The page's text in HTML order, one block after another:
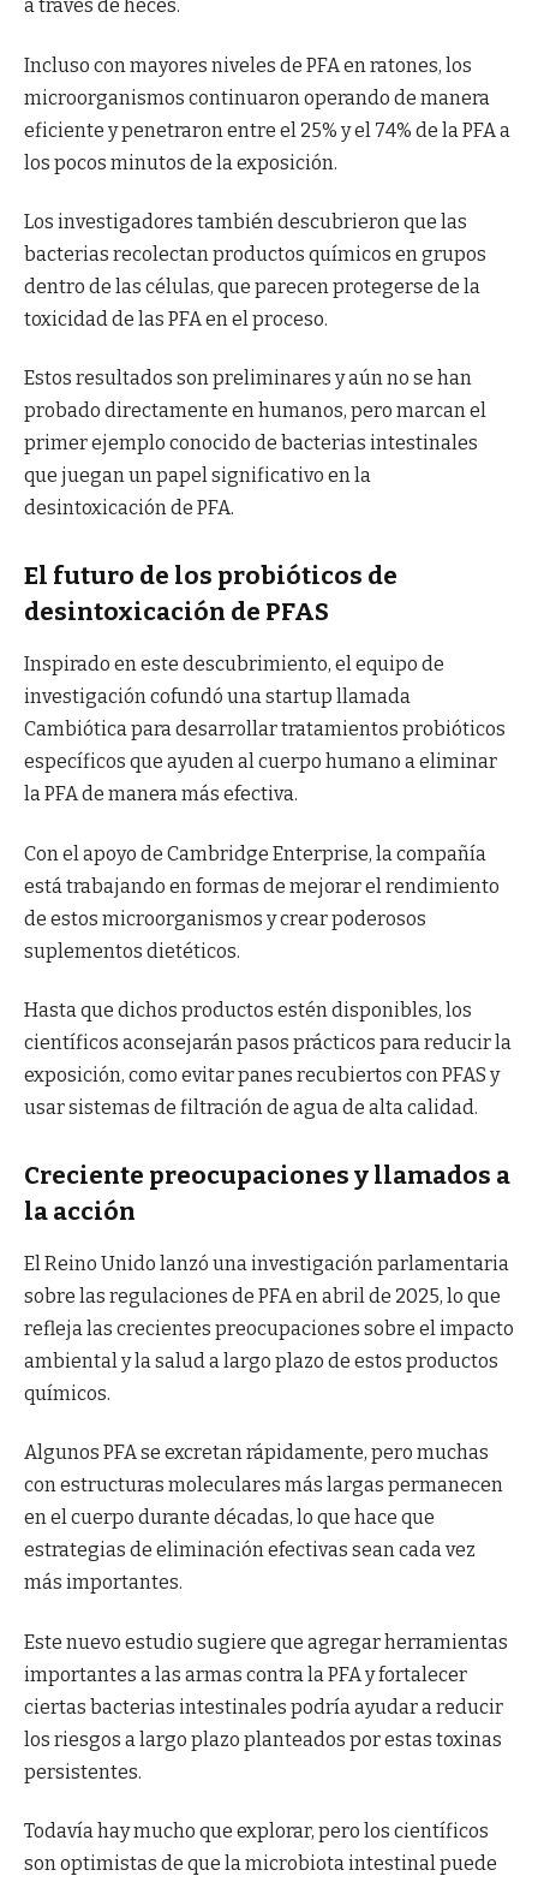
a través de heces.
Incluso con mayores niveles de PFA en ratones, los
microorganismos continuaron operando de manera
eficiente y penetraron entre el 25% y el 74% de la PFA a
los pocos minutos de la exposición.
Los investigadores también descubrieron que las
bacterias recolectan productos químicos en grupos
dentro de las células, que parecen protegerse de la
toxicidad de las PFA en el proceso.
Estos resultados son preliminares y aún no se han
probado directamente en humanos, pero marcan el
primer ejemplo conocido de bacterias intestinales
que juegan un papel significativo en la
desintoxicación de PFA.
El futuro de los probióticos de
desintoxicación de PFAS
Inspirado en este descubrimiento, el equipo de
investigación cofundó una startup llamada
Cambiótica para desarrollar tratamientos probióticos
específicos que ayuden al cuerpo humano a eliminar
la PFA de manera más efectiva.
Con el apoyo de Cambridge Enterprise, la compañía
está trabajando en formas de mejorar el rendimiento
de estos microorganismos y crear poderosos
suplementos dietéticos.
Hasta que dichos productos estén disponibles, los
científicos aconsejarán pasos prácticos para reducir la
exposición, como evitar panes recubiertos con PFAS y
usar sistemas de filtración de agua de alta calidad.
Creciente preocupaciones y llamados a
la acción
El Reino Unido lanzó una investigación parlamentaria
sobre las regulaciones de PFA en abril de 2025, lo que
refleja las crecientes preocupaciones sobre el impacto
ambiental y la salud a largo plazo de estos productos
químicos.
Algunos PFA se excretan rápidamente, pero muchas
con estructuras moleculares más largas permanecen
en el cuerpo durante décadas, lo que hace que
estrategias de eliminación efectivas sean cada vez
más importantes.
Este nuevo estudio sugiere que agregar herramientas
importantes a las armas contra la PFA y fortalecer
ciertas bacterias intestinales podría ayudar a reducir
los riesgos a largo plazo planteados por estas toxinas
persistentes.
Todavía hay mucho que explorar, pero los científicos
son optimistas de que la microbiota intestinal puede